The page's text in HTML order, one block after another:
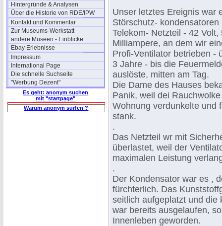
Hintergründe & Analysen
Über die Historie von RDE/IPW
Kontakt und Kommentar
Zur Museums-Werkstatt
andere Museen - Einblicke
Ebay Erlebnisse
Impressum
International Page
Die schnelle Suchseite
"Werbung Dezent"
Es geht: anonym suchen
mit "startpage"
Warum anonym surfen ?
Unser letztes Ereignis war
Störschutz- kondensatoren
Telekom- Netzteil - 42 Volt,
Milliampere, an dem wir
Profi-Ventilator betrieben -
3 Jahre - bis die
auslöste, mitten am Tag.
Die Dame des Hauses
Panik, weil dei
Wohnung verdunkelte und
stank.
.
Das Netzteil wr mit
überlastet, weil der
maximalen Leistung
.
Der Kondensator war es ,
fürchterlich. Das
seitlich aufgeplatzt und die
war bereits ausgelaufen,
Innenleben geworden.